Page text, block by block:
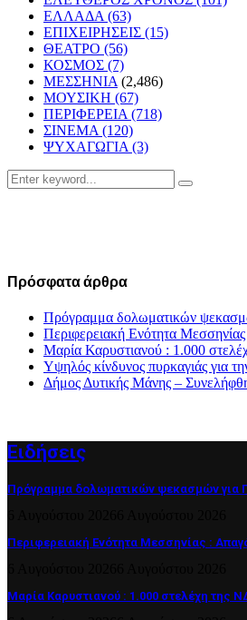
ΕΛΛΑΔΑ (63)
ΕΠΙΧΕΙΡΗΣΕΙΣ (15)
ΘΕΑΤΡΟ (56)
ΚΟΣΜΟΣ (7)
ΜΕΣΣΗΝΙΑ (2,486)
ΜΟΥΣΙΚΗ (67)
ΠΕΡΙΦΕΡΕΙΑ (718)
ΣΙΝΕΜΑ (120)
ΨΥΧΑΓΩΓΙΑ (3)
Search
for:
Search
Πρόσφατα άρθρα
Πρόγραμμα δολωματικών
Περιφερειακή Ενότητα
Μαρία Καρυστιανού : 1.000
Υψηλός κίνδυνος πυρκαγιάς για
Δήμος Δυτικής Μάνης –
Ειδήσεις
Πρόγραμμα δολωματικών ψεκασμών για
Περιφερειακή Ενότητα Μεσσηνίας :
Μαρία Καρυστιανού : 1.000 στελέχη της